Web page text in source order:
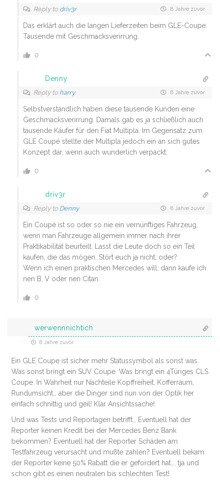
Reply to driv3r 8 Jahre zuvor
Das erklärt auch die langen Lieferzeiten beim GLE-Coupe.
Tausende mit Geschmacksverirrung.
0
Denny
Reply to harry 8 Jahre zuvor
Selbstverständlich haben diese tausende Kunden eine
Geschmacksverirrung. Damals gab es ja schließlich auch
tausende Käufer für den Fiat Multipla. Im Gegensatz zum
GLE Coupé stellte der Multipla jedoch ein an sich gutes
Konzept dar, wenn auch wunderlich verpackt.
0
driv3r
Reply to Denny 8 Jahre zuvor
Ein Coupé ist so oder so nie ein vernünftiges Fahrzeug,
wenn man Fahrzeuge allgemein immer nach ihrer
Praktikabilität beurteilt. Lasst die Leute doch so ein Teil
kaufen, die das mögen. Stört euch ja nicht, oder?
Wenn ich einen praktischen Mercedes will, dann kaufe ich
nen B, V oder nen Citan.
0
werwennnichtich
8 Jahre zuvor
Ein GLE Coupe ist sicher mehr Statussymbol als sonst was.
Was sonst bringt ein SUV Coupe. Was bringt ein 4Türiges CLS
Coupe. In Wahrheit nur Nachteile Kopffreiheit, Kofferraum,
Rundumsicht… aber die Dinger sind nun von der Optik her
einfach schnittig und geil! Klar Ansichtssache!
Und was Tests und Reportagen betrifft… Eventuell hat der
Reporter keinen Kredit bei der Mercedes Benz Bank
bekommen? Eventuell hat der Reporter Schäden am
Testfahrzeug verursacht und mußte zahlen? Eventuell bekam
der Reporter keine 50% Rabatt die er gefordert hat…. tja und
schon gibt es einen neutralen bis schlechten Test!